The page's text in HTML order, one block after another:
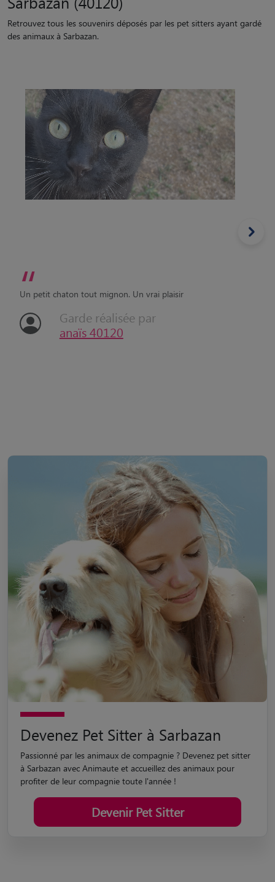
Retrouvez tous les souvenirs déposés par les pet sitters ayant gardé
des animaux à Sarbazan.
“
Un petit chaton tout mignon. Un vrai plaisir
Garde réalisée par
anaïs 40120
Devenez Pet Sitter à Sarbazan
Passionné par les animaux de compagnie ? Devenez pet sitter
à Sarbazan avec Animaute et accueillez des animaux pour
profiter de leur compagnie toute l'année !
Devenir Pet Sitter